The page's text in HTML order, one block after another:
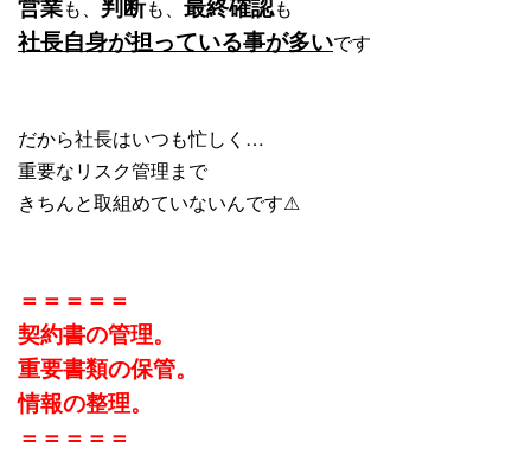
営業も、 判断も、 最終確認も
社長自身が担っている事が多いです
だから社長はいつも忙しく…
重要なリスク管理まで
きちんと取組めていないんです⚠
＝＝＝＝＝
契約書の管理。
重要書類の保管。
情報の整理。
＝＝＝＝＝